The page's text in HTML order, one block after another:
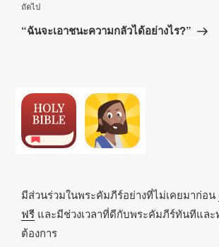
เรื่อง
ถัด
ถัดไป
“ฉันจะเอาชนะความกลัวได้อย่างไร?”
มีส่วนร่วมในพระคัมภีร์อย่างที่ไม่เคยมาก่อน
ฟรี และมีช่วงเวลาที่ดีกับพระคัมภีร์ทันทีแล
ต้องการ